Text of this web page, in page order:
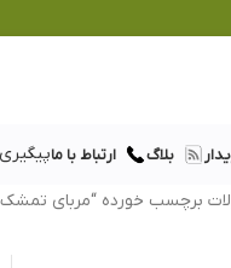
بلاگ ارتباط با ما
برچسب خورده “مربای تمشک